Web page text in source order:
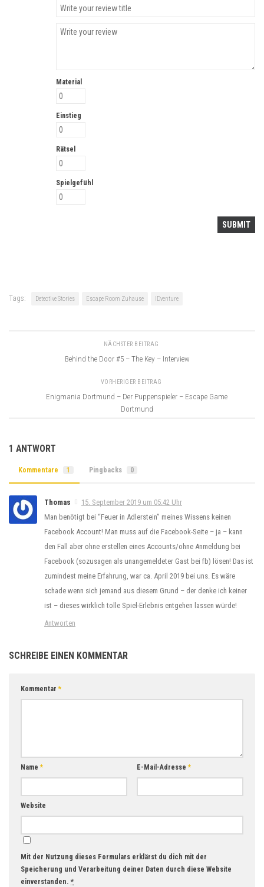
Material
Einstieg
Rätsel
Spielgefühl
Tags: Detective Stories Escape Room Zuhause IDventure
NÄCHSTER BEITRAG
Behind the Door #5 – The Key – Interview
VORHERIGER BEITRAG
Enigmania Dortmund – Der Puppenspieler – Escape Game
Dortmund
1 ANTWORT
Kommentare 1 Pingbacks 0
Thomas
15. September 2019 um 05:42 Uhr
Man benötigt bei “Feuer in Adlerstein” meines Wissens keinen
Facebook Account! Man muss auf die Facebook-Seite – ja – kann
den Fall aber ohne erstellen eines Accounts/ohne Anmeldung bei
Facebook (sozusagen als unangemeldeter Gast bei fb) lösen! Das ist
zumindest meine Erfahrung, war ca. April 2019 bei uns. Es wäre
schade wenn sich jemand aus diesem Grund – der denke ich keiner
ist – dieses wirklich tolle Spiel-Erlebnis entgehen lassen würde!
Antworten
SCHREIBE EINEN KOMMENTAR
Kommentar*
Name* E-Mail-Adresse*
Website
Mit der Nutzung dieses Formulars erklärst du dich mit der
Speicherung und Verarbeitung deiner Daten durch diese Website
einverstanden. *